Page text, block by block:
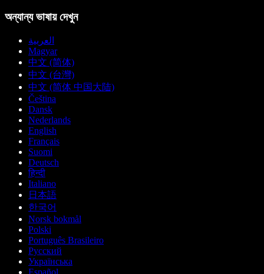
অন্যান্য ভাষায় দেখুন
العربية
Magyar
中文 (简体)
中文 (台灣)
中文 (简体 中国大陆)
Čeština
Dansk
Nederlands
English
Français
Suomi
Deutsch
हिन्दी
Italiano
日本語
한국어
Norsk bokmål
Polski
Português Brasileiro
Русский
Українська
Español